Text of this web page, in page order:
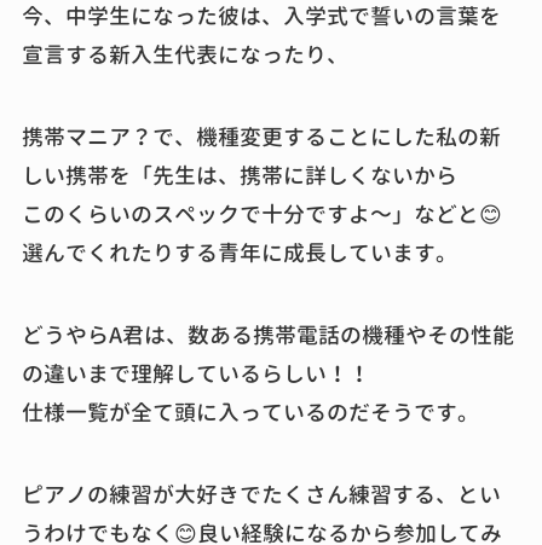
今、中学生になった彼は、入学式で誓いの言葉を
宣言する新入生代表になったり、
携帯マニア？で、機種変更することにした私の新
しい携帯を「先生は、携帯に詳しくないから
このくらいのスペックで十分ですよ～」などと😊
選んでくれたりする青年に成長しています。
どうやらA君は、数ある携帯電話の機種やその性能
の違いまで理解しているらしい！！
仕様一覧が全て頭に入っているのだそうです。
ピアノの練習が大好きでたくさん練習する、とい
うわけでもなく😊良い経験になるから参加してみ